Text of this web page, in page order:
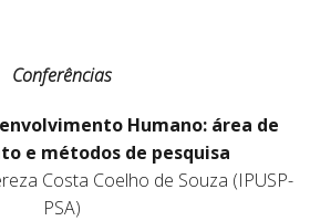
Conferências
Humano: área de
e métodos de pesquisa
Costa Coelho de Souza (IPUSP-
PSA)